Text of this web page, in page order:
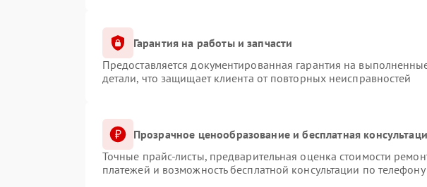
Гарантия на работы и запчасти
Предоставляется документированная гарантия на
детали, что защищает клиента от повторных неисправностей
Прозрачное ценообразование и бесплатная
Точные прайс-листы, предварительная оценка стоимости
платежей и возможность бесплатной консультации по